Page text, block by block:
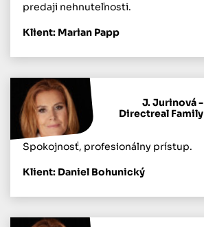
predaji nehnuteľnosti.
Klient: Marian Papp
J. Jurinová -
Directreal Family
Spokojnosť, profesionálny prístup.
Klient: Daniel Bohunický